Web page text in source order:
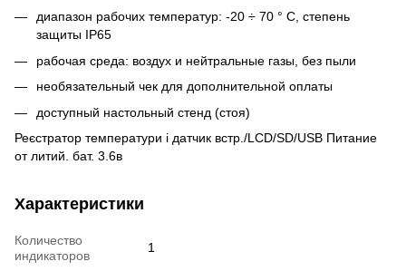
диапазон рабочих температур: -20 ÷ 70 ° C, степень
защиты IP65
рабочая среда: воздух и нейтральные газы, без пыли
необязательный чек для дополнительной оплаты
доступный настольный стенд (стоя)
Реєстратор температури і датчик встр./LCD/SD/USB Питание
от литий. бат. 3.6в
Характеристики
Количество
индикаторов
1